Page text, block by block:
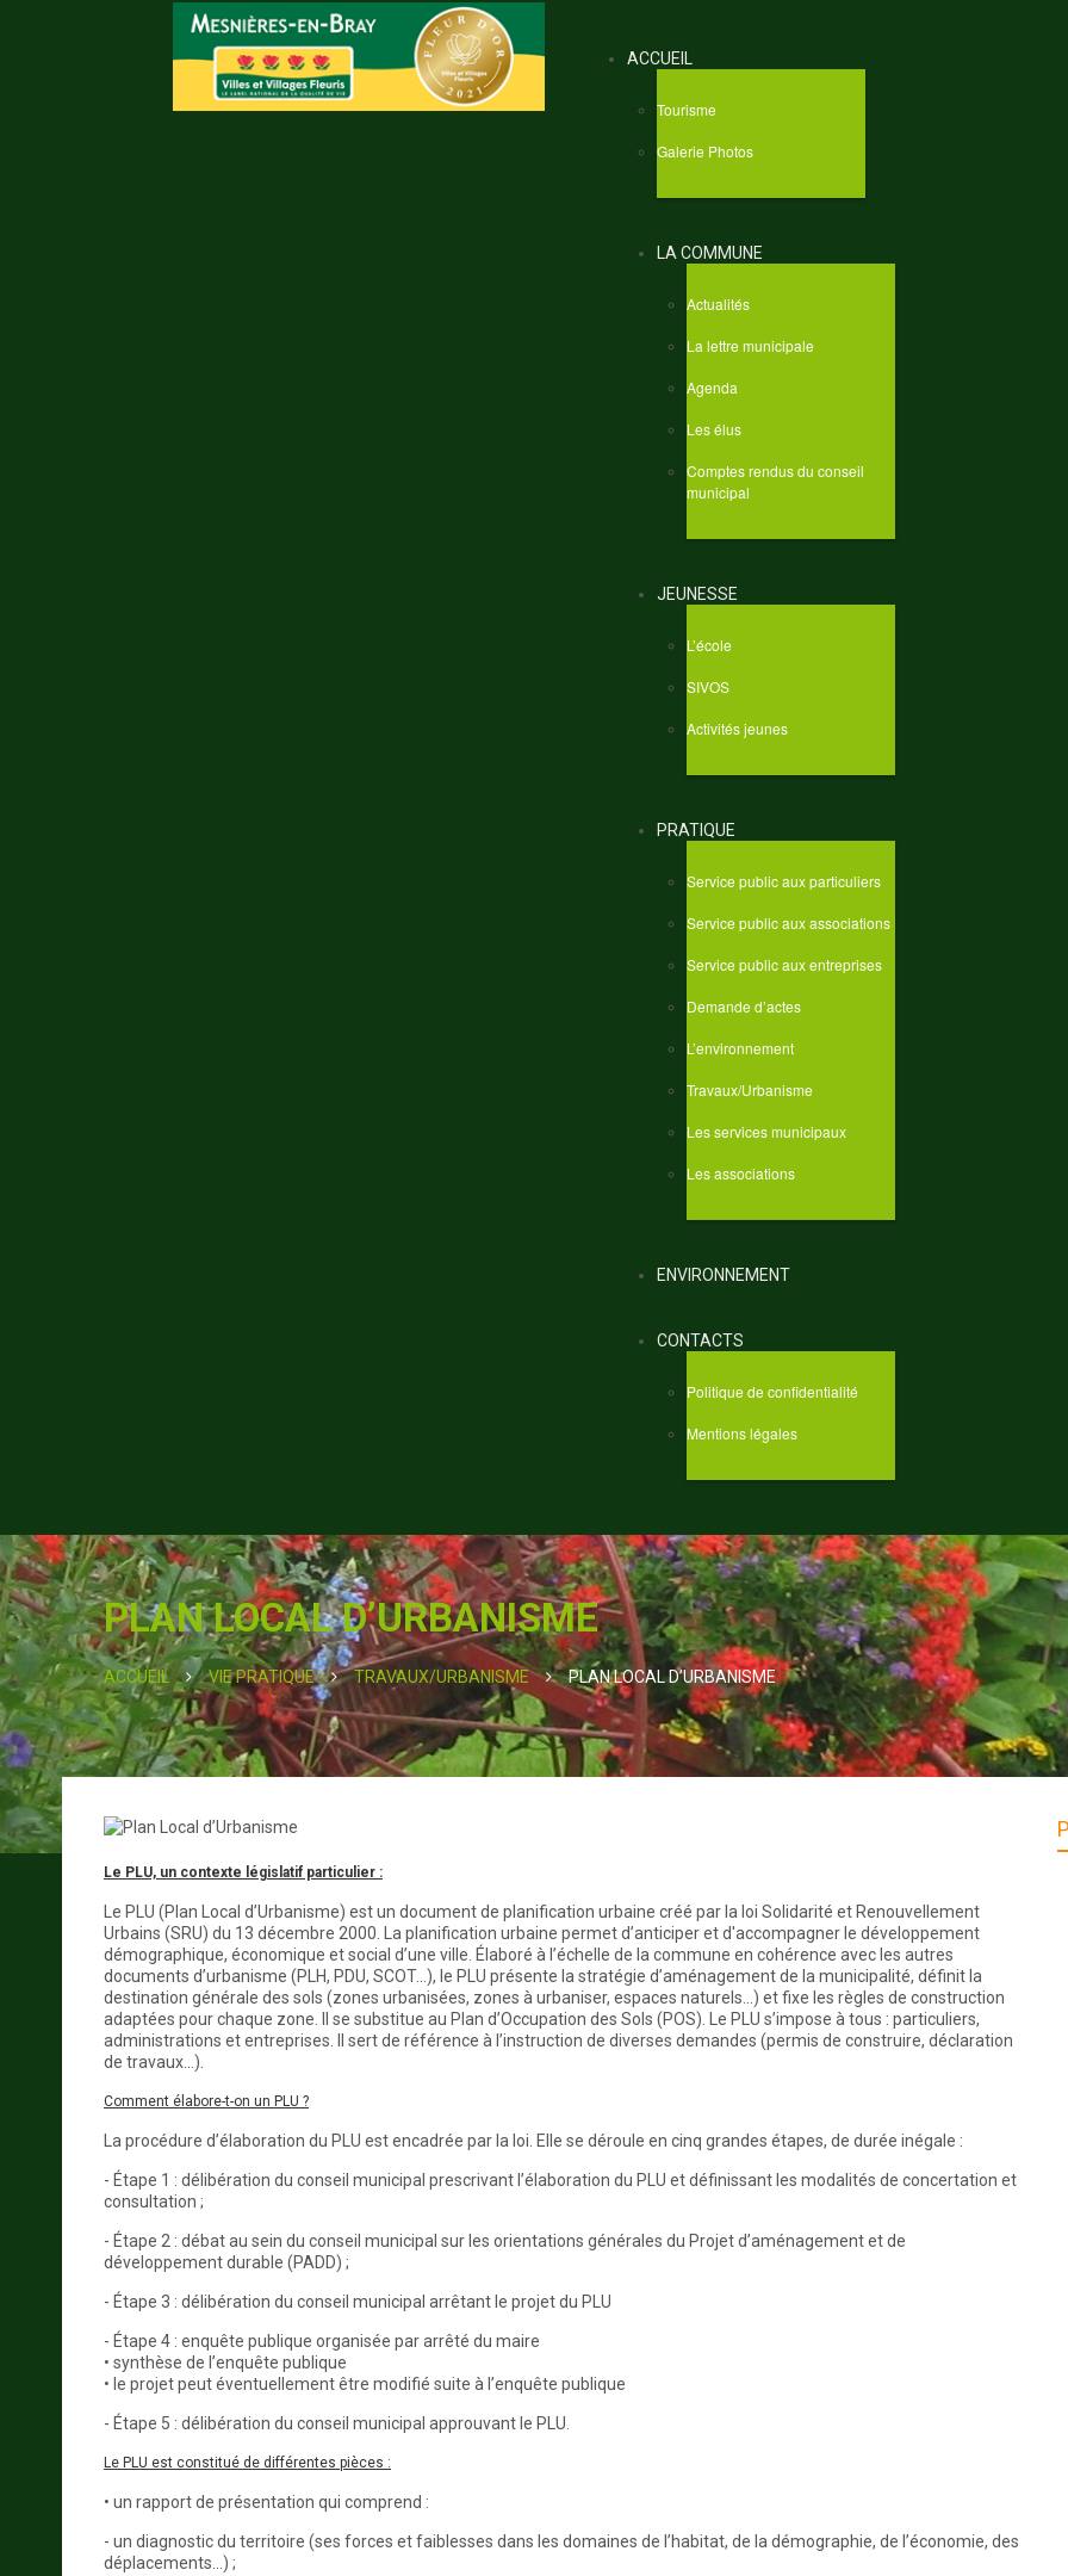
ACCUEIL
Tourisme
Galerie Photos
LA COMMUNE
Actualités
La lettre municipale
Agenda
Les élus
Comptes rendus du conseil
municipal
JEUNESSE
L’école
SIVOS
Activités jeunes
PRATIQUE
Service public aux particuliers
Service public aux associations
Service public aux entreprises
Demande d’actes
L’environnement
Travaux/Urbanisme
Les services municipaux
Les associations
ENVIRONNEMENT
CONTACTS
Politique de confidentialité
Mentions légales
PLAN LOCAL D’URBANISME
ACCUEIL VIE PRATIQUE TRAVAUX/URBANISME PLAN LOCAL D’URBANISME
Le PLU, un contexte législatif particulier :
Le PLU (Plan Local d’Urbanisme) est un document de planification urbaine créé par la loi Solidarité et Renouvellement
Urbains (SRU) du 13 décembre 2000. La planification urbaine permet d’anticiper et d'accompagner le développement
démographique, économique et social d’une ville. Élaboré à l’échelle de la commune en cohérence avec les autres
documents d’urbanisme (PLH, PDU, SCOT…), le PLU présente la stratégie d’aménagement de la municipalité, définit la
destination générale des sols (zones urbanisées, zones à urbaniser, espaces naturels...) et fixe les règles de construction
adaptées pour chaque zone. Il se substitue au Plan d’Occupation des Sols (POS). Le PLU s’impose à tous : particuliers,
administrations et entreprises. Il sert de référence à l’instruction de diverses demandes (permis de construire, déclaration
de travaux...).
Comment élabore-t-on un PLU ?
La procédure d’élaboration du PLU est encadrée par la loi. Elle se déroule en cinq grandes étapes, de durée inégale :
- Étape 1 : délibération du conseil municipal prescrivant l’élaboration du PLU et définissant les modalités de concertation et
consultation ;
- Étape 2 : débat au sein du conseil municipal sur les orientations générales du Projet d’aménagement et de
développement durable (PADD) ;
- Étape 3 : délibération du conseil municipal arrêtant le projet du PLU
- Étape 4 : enquête publique organisée par arrêté du maire
• synthèse de l’enquête publique
• le projet peut éventuellement être modifié suite à l’enquête publique
- Étape 5 : délibération du conseil municipal approuvant le PLU.
Le PLU est constitué de différentes pièces :
• un rapport de présentation qui comprend :
- un diagnostic du territoire (ses forces et faiblesses dans les domaines de l’habitat, de la démographie, de l’économie, des
déplacements...) ;